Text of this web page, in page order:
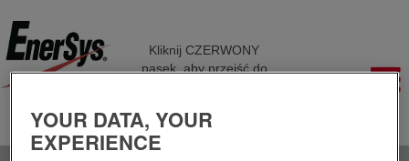
Kliknij CZERWONY
pasek, aby przejść do
YOUR DATA, YOUR
EXPERIENCE